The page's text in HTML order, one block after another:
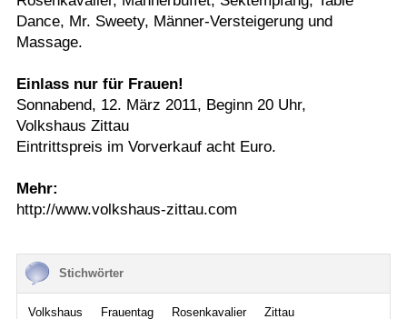
Dance, Mr. Sweety, Männer-Versteigerung und
Massage.
Einlass nur für Frauen!
Sonnabend, 12. März 2011, Beginn 20 Uhr,
Volkshaus Zittau
Eintrittspreis im Vorverkauf acht Euro.
Mehr:
http://www.volkshaus-zittau.com
Stichwörter
Volkshaus Frauentag Rosenkavalier
Zittau